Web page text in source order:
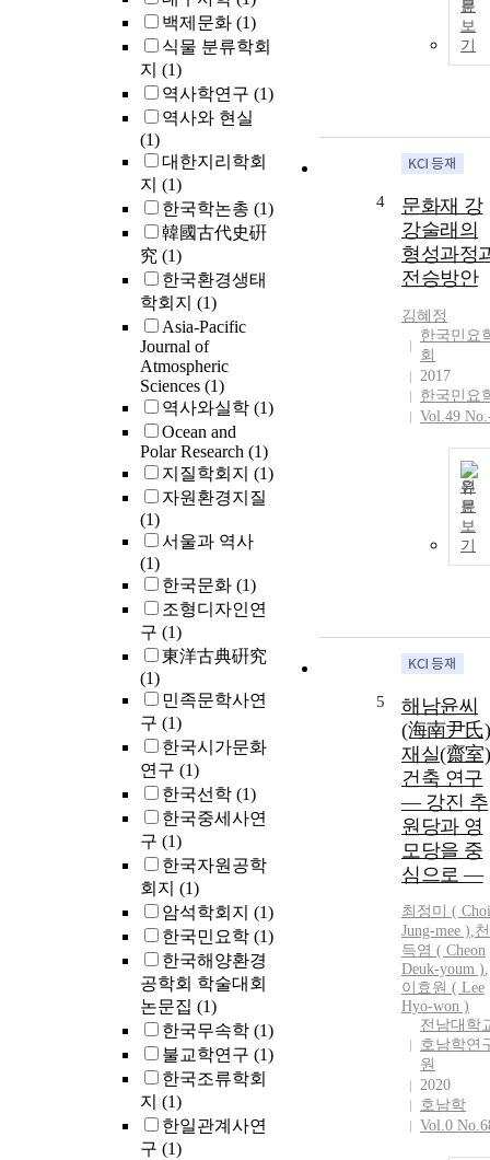
백제문화 (1)
식물 분류학회
지 (1)
역사학연구 (1)
역사와 현실
(1)
대한지리학회
지 (1)
한국학논총 (1)
韓國古代史硏
究 (1)
한국환경생태
학회지 (1)
Asia-Pacific
Journal of
Atmospheric
Sciences (1)
역사와실학 (1)
Ocean and
Polar Research (1)
지질학회지 (1)
자원환경지질
(1)
서울과 역사
(1)
한국문화 (1)
조형디자인연
구 (1)
東洋古典硏究
(1)
민족문학사연
구 (1)
한국시가문화
연구 (1)
한국선학 (1)
한국중세사연
구 (1)
한국자원공학
회지 (1)
암석학회지 (1)
한국민요학 (1)
한국해양환경
공학회 학술대회
논문집 (1)
한국무속학 (1)
불교학연구 (1)
한국조류학회
지 (1)
한일관계사연
구 (1)
문
보
기
4
문화재 강
강술래의
형성과정
전승방안
김혜정
한국민요
회
2017
한국민요
Vol.49
원
문
보
기
5
해남윤씨
(海南尹氏)
재실(齋室)
건축 연구
― 강진 추
원당과 영
모당을 중
심으로 ―
최정미 ( Choi
Jung-mee ),천
득염 ( Cheon
Deuk-youm ),
이효원 ( Lee
Hyo-won )
전남대학
호남학연
원
2020
호남학
Vol.0